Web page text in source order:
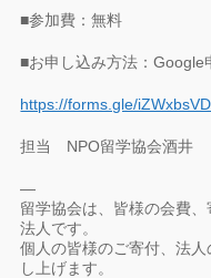
■参加費：無料
■お申し込み方法：Google
https://forms.gle/
担当 NPO留学協会酒井
—
留学協会は、皆様の会費
法人です。
個人の皆様のご寄付、法
し上げます。